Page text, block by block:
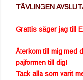
TÄVLINGEN
Grattis säger jag till
Återkom till mig med
pajformen till dig!
Tack alla som varit